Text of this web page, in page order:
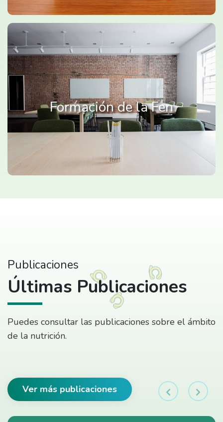
Formación de la Fen
Publicaciones
Últimas Publicaciones
Puedes consultar las publicaciones sobre el ámbito
de la nutrición.
Ver más publicaciones